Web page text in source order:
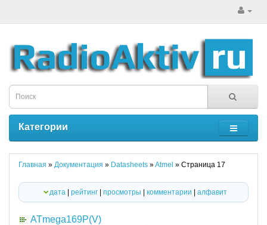
Категории
Главная » Документация » Datasheets »Atmel » Страница 17
дата | рейтинг| просмотры | комментарии | алфавит
ATmega169P(V)